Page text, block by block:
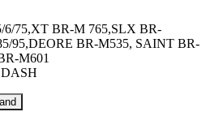
6/75,XT BR-M 765,SLX BR-
95,DEORE BR-M535, SAINT BR-
M601